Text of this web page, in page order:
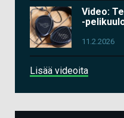
Video:
-
11.2.2026
Lisää videoita